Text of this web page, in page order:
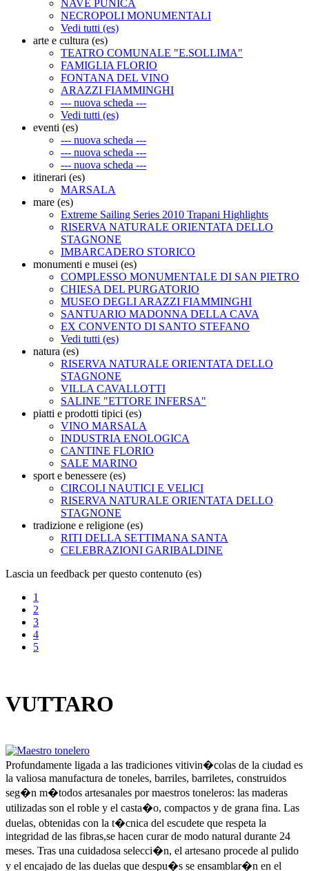
NAVE PUNICA
NECROPOLI MONUMENTALI
Vedi tutti (es)
arte e cultura (es)
TEATRO COMUNALE "E.SOLLIMA"
FAMIGLIA FLORIO
FONTANA DEL VINO
ARAZZI FIAMMINGHI
--- nuova scheda ---
Vedi tutti (es)
eventi (es)
--- nuova scheda ---
--- nuova scheda ---
--- nuova scheda ---
itinerari (es)
MARSALA
mare (es)
Extreme Sailing Series 2010 Trapani Highlights
RISERVA NATURALE ORIENTATA DELLO
STAGNONE
IMBARCADERO STORICO
monumenti e musei (es)
COMPLESSO MONUMENTALE DI SAN PIETRO
CHIESA DEL PURGATORIO
MUSEO DEGLI ARAZZI FIAMMINGHI
SANTUARIO MADONNA DELLA CAVA
EX CONVENTO DI SANTO STEFANO
Vedi tutti (es)
natura (es)
RISERVA NATURALE ORIENTATA DELLO
STAGNONE
VILLA CAVALLOTTI
SALINE "ETTORE INFERSA"
piatti e prodotti tipici (es)
VINO MARSALA
INDUSTRIA ENOLOGICA
CANTINE FLORIO
SALE MARINO
sport e benessere (es)
CIRCOLI NAUTICI E VELICI
RISERVA NATURALE ORIENTATA DELLO
STAGNONE
tradizione e religione (es)
RITI DELLA SETTIMANA SANTA
CELEBRAZIONI GARIBALDINE
Lascia un feedback per questo contenuto (es)
1
2
3
4
5
VUTTARO
Profundamente ligada a las tradiciones vitivin�colas de la ciudad es
la valiosa manufactura de toneles, barriles, barriletes, construidos
seg�n m�todos artesanales por maestros toneleros: las maderas
utilizadas son el roble y el casta�o, compactos y de grana fina. Las
duelas, obtenidas con la t�cnica del escudete que respeta la
integridad de las fibras,se hacen curar de modo natural durante 24
meses. Tras una cuidadosa selecci�n, el artesano procede al pulido
y el encajado de las duelas que despu�s se ensamblar�n en el